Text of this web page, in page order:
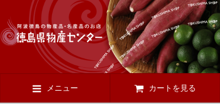
メニュー カートを見る